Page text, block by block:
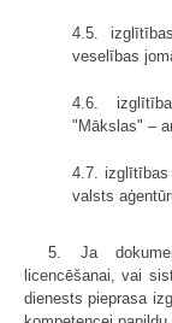
4.5.
veselības
4.6.
"Mākslas" –
4.7. izglītības
valsts
5. Ja
licencēšanai, vai
dienests pieprasa